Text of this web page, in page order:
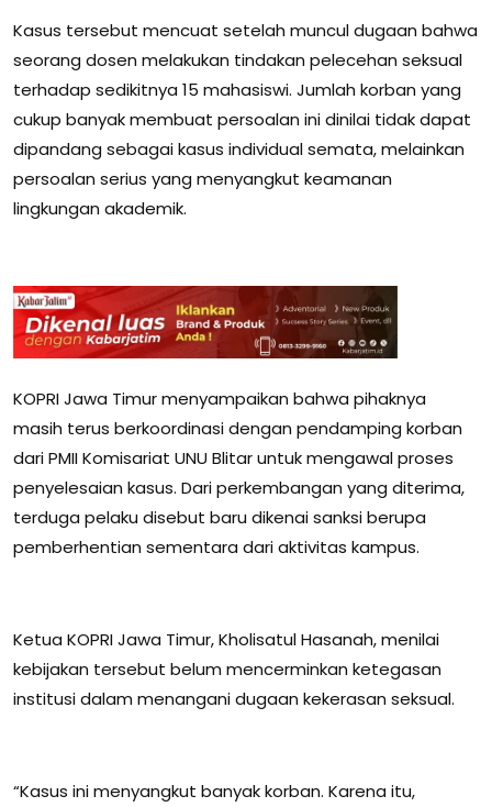
Kasus tersebut mencuat setelah muncul dugaan bahwa
seorang dosen melakukan tindakan pelecehan seksual
terhadap sedikitnya 15 mahasiswi. Jumlah korban yang
cukup banyak membuat persoalan ini dinilai tidak dapat
dipandang sebagai kasus individual semata, melainkan
persoalan serius yang menyangkut keamanan
lingkungan akademik.
KOPRI Jawa Timur menyampaikan bahwa pihaknya
masih terus berkoordinasi dengan pendamping korban
dari PMII Komisariat UNU Blitar untuk mengawal proses
penyelesaian kasus. Dari perkembangan yang diterima,
terduga pelaku disebut baru dikenai sanksi berupa
pemberhentian sementara dari aktivitas kampus.
Ketua KOPRI Jawa Timur, Kholisatul Hasanah, menilai
kebijakan tersebut belum mencerminkan ketegasan
institusi dalam menangani dugaan kekerasan seksual.
“Kasus ini menyangkut banyak korban. Karena itu,